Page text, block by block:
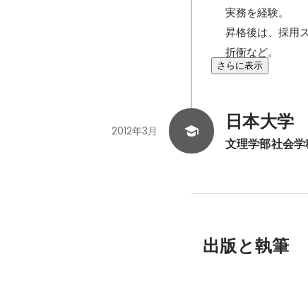
実務を経験。
昇格後は、採用
折衝など。
さらに表示
日本大学
文理学部社会
2012年3月
出版と執筆